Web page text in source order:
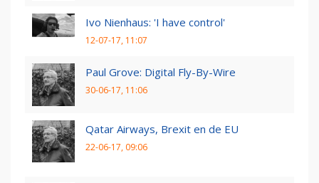
Ivo Nienhaus: 'I have control'
12-07-17, 11:07
Paul Grove: Digital Fly-By-Wire
30-06-17, 11:06
Qatar Airways, Brexit en de EU
22-06-17, 09:06